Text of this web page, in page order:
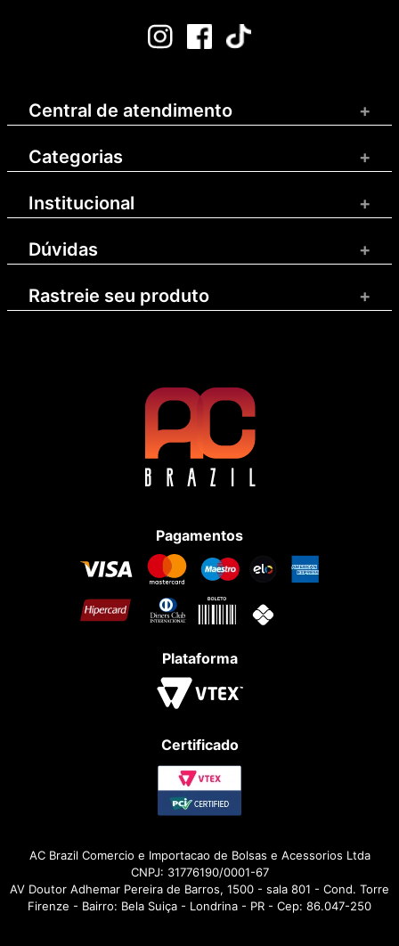
Central de atendimento +
Categorias +
Institucional +
Dúvidas +
Rastreie seu produto +
Pagamentos
Plataforma
Certificado
AC Brazil Comercio e Importacao de Bolsas e Acessorios Ltda
CNPJ: 31776190/0001-67
AV Doutor Adhemar Pereira de Barros, 1500 - sala 801 - Cond. Torre
Firenze - Bairro: Bela Suiça - Londrina - PR - Cep: 86.047-250